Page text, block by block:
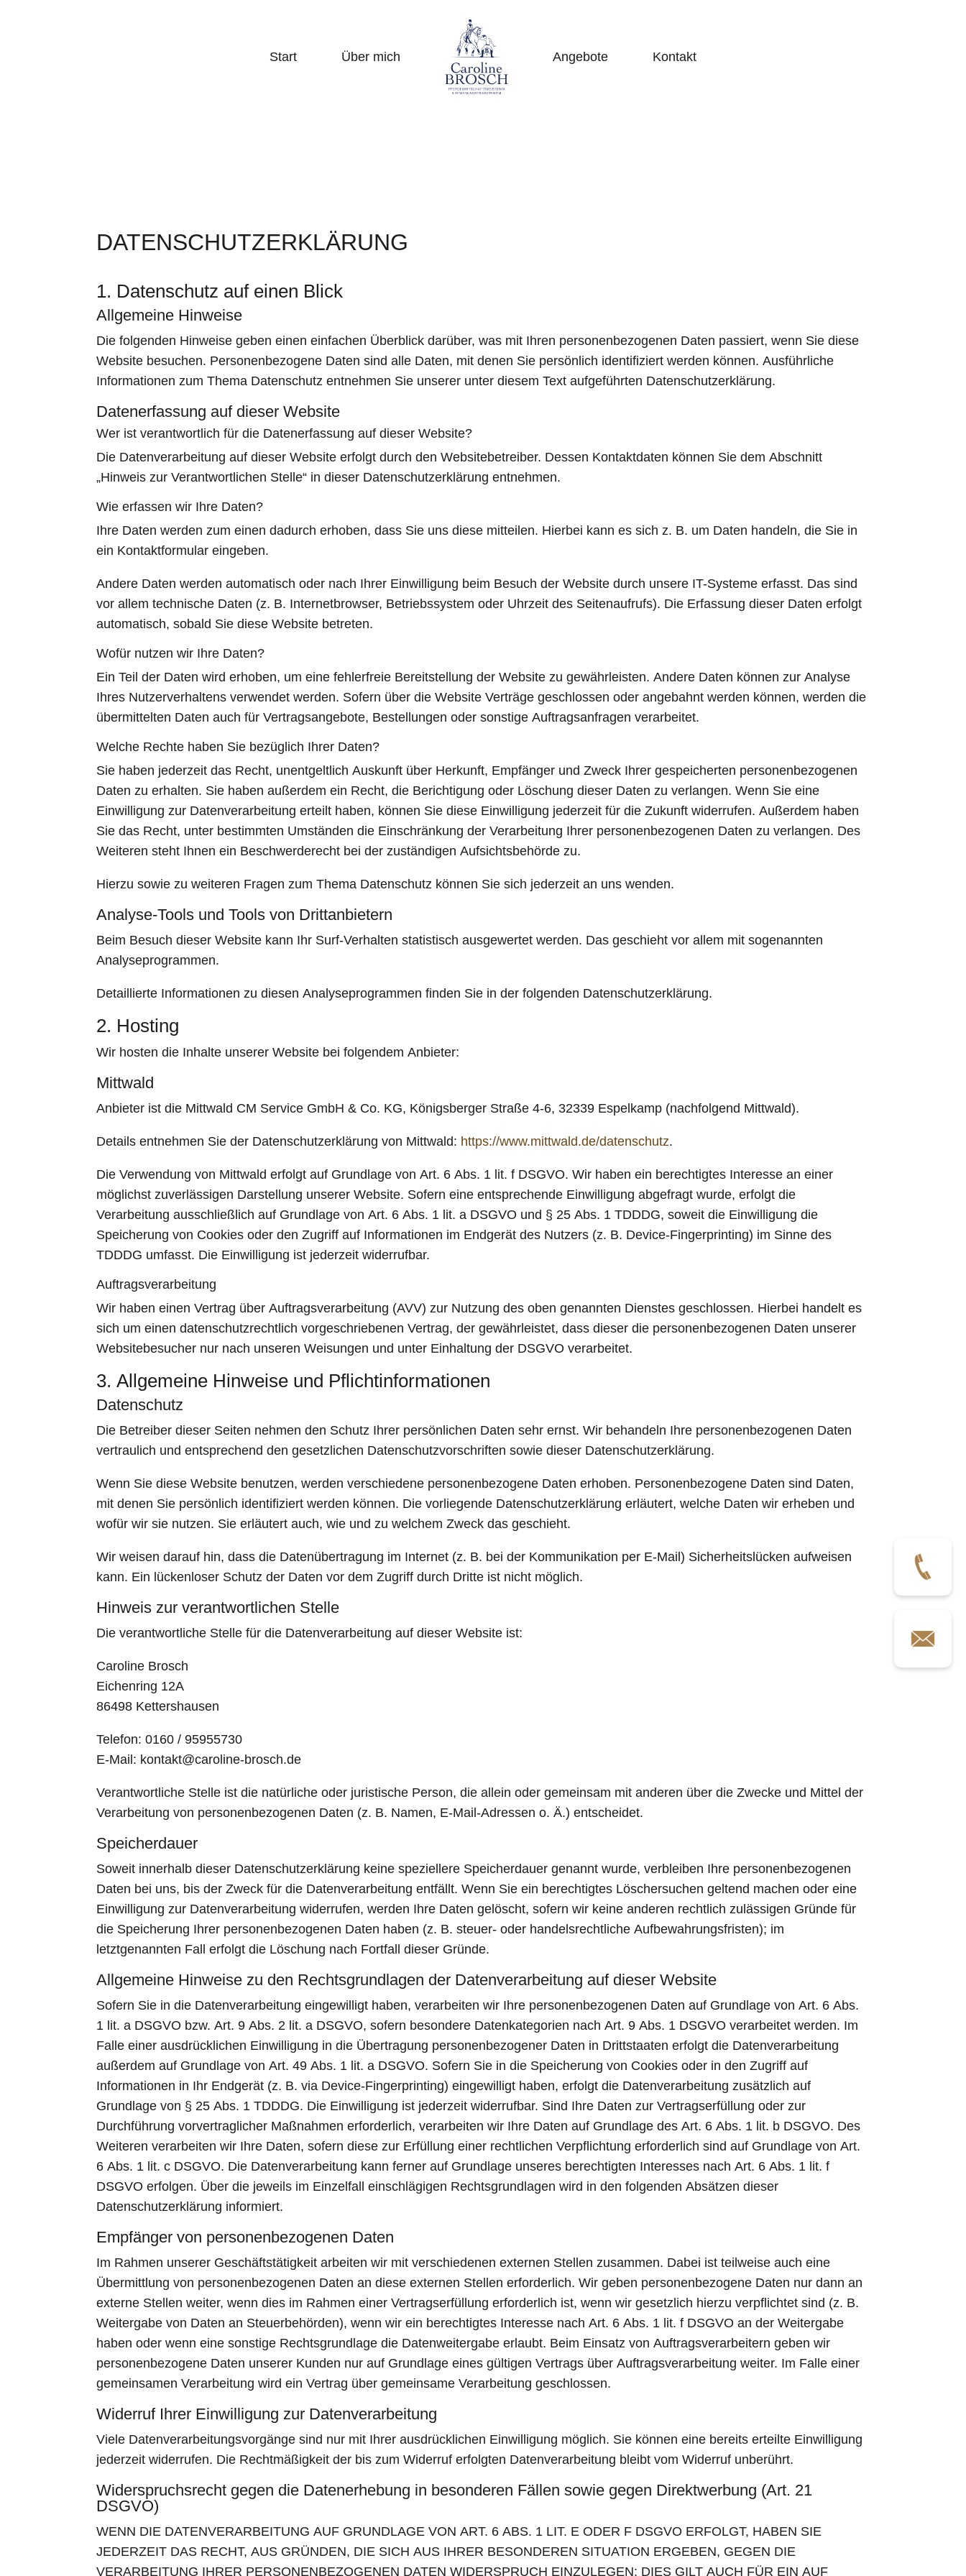
Start Über mich Angebote Kontakt
DATENSCHUTZERKLÄRUNG
1. Datenschutz auf einen Blick
Allgemeine Hinweise
Die folgenden Hinweise geben einen einfachen Überblick darüber, was mit Ihren personenbezogenen Daten passiert, wenn Sie diese
Website besuchen. Personenbezogene Daten sind alle Daten, mit denen Sie persönlich identifiziert werden können. Ausführliche
Informationen zum Thema Datenschutz entnehmen Sie unserer unter diesem Text aufgeführten Datenschutzerklärung.
Datenerfassung auf dieser Website
Wer ist verantwortlich für die Datenerfassung auf dieser Website?
Die Datenverarbeitung auf dieser Website erfolgt durch den Websitebetreiber. Dessen Kontaktdaten können Sie dem Abschnitt
„Hinweis zur Verantwortlichen Stelle“ in dieser Datenschutzerklärung entnehmen.
Wie erfassen wir Ihre Daten?
Ihre Daten werden zum einen dadurch erhoben, dass Sie uns diese mitteilen. Hierbei kann es sich z. B. um Daten handeln, die Sie in
ein Kontaktformular eingeben.
Andere Daten werden automatisch oder nach Ihrer Einwilligung beim Besuch der Website durch unsere IT-Systeme erfasst. Das sind
vor allem technische Daten (z. B. Internetbrowser, Betriebssystem oder Uhrzeit des Seitenaufrufs). Die Erfassung dieser Daten erfolgt
automatisch, sobald Sie diese Website betreten.
Wofür nutzen wir Ihre Daten?
Ein Teil der Daten wird erhoben, um eine fehlerfreie Bereitstellung der Website zu gewährleisten. Andere Daten können zur Analyse
Ihres Nutzerverhaltens verwendet werden. Sofern über die Website Verträge geschlossen oder angebahnt werden können, werden die
übermittelten Daten auch für Vertragsangebote, Bestellungen oder sonstige Auftragsanfragen verarbeitet.
Welche Rechte haben Sie bezüglich Ihrer Daten?
Sie haben jederzeit das Recht, unentgeltlich Auskunft über Herkunft, Empfänger und Zweck Ihrer gespeicherten personenbezogenen
Daten zu erhalten. Sie haben außerdem ein Recht, die Berichtigung oder Löschung dieser Daten zu verlangen. Wenn Sie eine
Einwilligung zur Datenverarbeitung erteilt haben, können Sie diese Einwilligung jederzeit für die Zukunft widerrufen. Außerdem haben
Sie das Recht, unter bestimmten Umständen die Einschränkung der Verarbeitung Ihrer personenbezogenen Daten zu verlangen. Des
Weiteren steht Ihnen ein Beschwerderecht bei der zuständigen Aufsichtsbehörde zu.
Hierzu sowie zu weiteren Fragen zum Thema Datenschutz können Sie sich jederzeit an uns wenden.
Analyse-Tools und Tools von Dritt­anbietern
Beim Besuch dieser Website kann Ihr Surf-Verhalten statistisch ausgewertet werden. Das geschieht vor allem mit sogenannten
Analyseprogrammen.
Detaillierte Informationen zu diesen Analyseprogrammen finden Sie in der folgenden Datenschutzerklärung.
2. Hosting
Wir hosten die Inhalte unserer Website bei folgendem Anbieter:
Mittwald
Anbieter ist die Mittwald CM Service GmbH & Co. KG, Königsberger Straße 4-6, 32339 Espelkamp (nachfolgend Mittwald).
Details entnehmen Sie der Datenschutzerklärung von Mittwald: https://www.mittwald.de/datenschutz.
Die Verwendung von Mittwald erfolgt auf Grundlage von Art. 6 Abs. 1 lit. f DSGVO. Wir haben ein berechtigtes Interesse an einer
möglichst zuverlässigen Darstellung unserer Website. Sofern eine entsprechende Einwilligung abgefragt wurde, erfolgt die
Verarbeitung ausschließlich auf Grundlage von Art. 6 Abs. 1 lit. a DSGVO und § 25 Abs. 1 TDDDG, soweit die Einwilligung die
Speicherung von Cookies oder den Zugriff auf Informationen im Endgerät des Nutzers (z. B. Device-Fingerprinting) im Sinne des
TDDDG umfasst. Die Einwilligung ist jederzeit widerrufbar.
Auftragsverarbeitung
Wir haben einen Vertrag über Auftragsverarbeitung (AVV) zur Nutzung des oben genannten Dienstes geschlossen. Hierbei handelt es
sich um einen datenschutzrechtlich vorgeschriebenen Vertrag, der gewährleistet, dass dieser die personenbezogenen Daten unserer
Websitebesucher nur nach unseren Weisungen und unter Einhaltung der DSGVO verarbeitet.
3. Allgemeine Hinweise und Pflicht­informationen
Datenschutz
Die Betreiber dieser Seiten nehmen den Schutz Ihrer persönlichen Daten sehr ernst. Wir behandeln Ihre personenbezogenen Daten
vertraulich und entsprechend den gesetzlichen Datenschutzvorschriften sowie dieser Datenschutzerklärung.
Wenn Sie diese Website benutzen, werden verschiedene personenbezogene Daten erhoben. Personenbezogene Daten sind Daten,
mit denen Sie persönlich identifiziert werden können. Die vorliegende Datenschutzerklärung erläutert, welche Daten wir erheben und
wofür wir sie nutzen. Sie erläutert auch, wie und zu welchem Zweck das geschieht.
Wir weisen darauf hin, dass die Datenübertragung im Internet (z. B. bei der Kommunikation per E-Mail) Sicherheitslücken aufweisen
kann. Ein lückenloser Schutz der Daten vor dem Zugriff durch Dritte ist nicht möglich.
Hinweis zur verantwortlichen Stelle
Die verantwortliche Stelle für die Datenverarbeitung auf dieser Website ist:
Caroline Brosch
Eichenring 12A
86498 Kettershausen
Telefon: 0160 / 95955730
E-Mail: kontakt@caroline-brosch.de
Verantwortliche Stelle ist die natürliche oder juristische Person, die allein oder gemeinsam mit anderen über die Zwecke und Mittel der
Verarbeitung von personenbezogenen Daten (z. B. Namen, E-Mail-Adressen o. Ä.) entscheidet.
Speicherdauer
Soweit innerhalb dieser Datenschutzerklärung keine speziellere Speicherdauer genannt wurde, verbleiben Ihre personenbezogenen
Daten bei uns, bis der Zweck für die Datenverarbeitung entfällt. Wenn Sie ein berechtigtes Löschersuchen geltend machen oder eine
Einwilligung zur Datenverarbeitung widerrufen, werden Ihre Daten gelöscht, sofern wir keine anderen rechtlich zulässigen Gründe für
die Speicherung Ihrer personenbezogenen Daten haben (z. B. steuer- oder handelsrechtliche Aufbewahrungsfristen); im
letztgenannten Fall erfolgt die Löschung nach Fortfall dieser Gründe.
Allgemeine Hinweise zu den Rechtsgrundlagen der Datenverarbeitung auf dieser Website
Sofern Sie in die Datenverarbeitung eingewilligt haben, verarbeiten wir Ihre personenbezogenen Daten auf Grundlage von Art. 6 Abs.
1 lit. a DSGVO bzw. Art. 9 Abs. 2 lit. a DSGVO, sofern besondere Datenkategorien nach Art. 9 Abs. 1 DSGVO verarbeitet werden. Im
Falle einer ausdrücklichen Einwilligung in die Übertragung personenbezogener Daten in Drittstaaten erfolgt die Datenverarbeitung
außerdem auf Grundlage von Art. 49 Abs. 1 lit. a DSGVO. Sofern Sie in die Speicherung von Cookies oder in den Zugriff auf
Informationen in Ihr Endgerät (z. B. via Device-Fingerprinting) eingewilligt haben, erfolgt die Datenverarbeitung zusätzlich auf
Grundlage von § 25 Abs. 1 TDDDG. Die Einwilligung ist jederzeit widerrufbar. Sind Ihre Daten zur Vertragserfüllung oder zur
Durchführung vorvertraglicher Maßnahmen erforderlich, verarbeiten wir Ihre Daten auf Grundlage des Art. 6 Abs. 1 lit. b DSGVO. Des
Weiteren verarbeiten wir Ihre Daten, sofern diese zur Erfüllung einer rechtlichen Verpflichtung erforderlich sind auf Grundlage von Art.
6 Abs. 1 lit. c DSGVO. Die Datenverarbeitung kann ferner auf Grundlage unseres berechtigten Interesses nach Art. 6 Abs. 1 lit. f
DSGVO erfolgen. Über die jeweils im Einzelfall einschlägigen Rechtsgrundlagen wird in den folgenden Absätzen dieser
Datenschutzerklärung informiert.
Empfänger von personenbezogenen Daten
Im Rahmen unserer Geschäftstätigkeit arbeiten wir mit verschiedenen externen Stellen zusammen. Dabei ist teilweise auch eine
Übermittlung von personenbezogenen Daten an diese externen Stellen erforderlich. Wir geben personenbezogene Daten nur dann an
externe Stellen weiter, wenn dies im Rahmen einer Vertragserfüllung erforderlich ist, wenn wir gesetzlich hierzu verpflichtet sind (z. B.
Weitergabe von Daten an Steuerbehörden), wenn wir ein berechtigtes Interesse nach Art. 6 Abs. 1 lit. f DSGVO an der Weitergabe
haben oder wenn eine sonstige Rechtsgrundlage die Datenweitergabe erlaubt. Beim Einsatz von Auftragsverarbeitern geben wir
personenbezogene Daten unserer Kunden nur auf Grundlage eines gültigen Vertrags über Auftragsverarbeitung weiter. Im Falle einer
gemeinsamen Verarbeitung wird ein Vertrag über gemeinsame Verarbeitung geschlossen.
Widerruf Ihrer Einwilligung zur Datenverarbeitung
Viele Datenverarbeitungsvorgänge sind nur mit Ihrer ausdrücklichen Einwilligung möglich. Sie können eine bereits erteilte Einwilligung
jederzeit widerrufen. Die Rechtmäßigkeit der bis zum Widerruf erfolgten Datenverarbeitung bleibt vom Widerruf unberührt.
Widerspruchsrecht gegen die Datenerhebung in besonderen Fällen sowie gegen Direktwerbung (Art. 21
DSGVO)
WENN DIE DATENVERARBEITUNG AUF GRUNDLAGE VON ART. 6 ABS. 1 LIT. E ODER F DSGVO ERFOLGT, HABEN SIE
JEDERZEIT DAS RECHT, AUS GRÜNDEN, DIE SICH AUS IHRER BESONDEREN SITUATION ERGEBEN, GEGEN DIE
VERARBEITUNG IHRER PERSONENBEZOGENEN DATEN WIDERSPRUCH EINZULEGEN; DIES GILT AUCH FÜR EIN AUF